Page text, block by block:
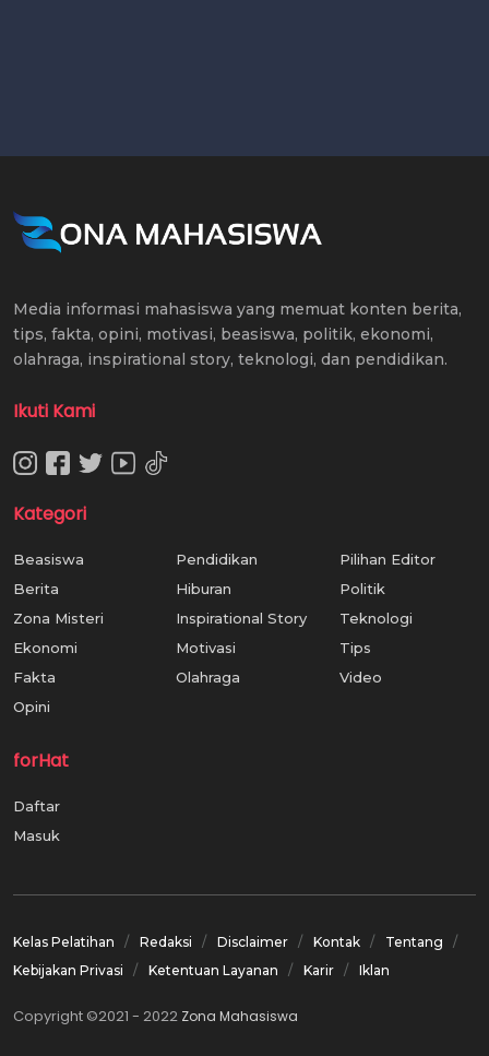
Media informasi mahasiswa yang memuat konten berita,
tips, fakta, opini, motivasi, beasiswa, politik, ekonomi,
olahraga, inspirational story, teknologi, dan pendidikan.
Ikuti Kami
Kategori
Beasiswa
Berita
Zona Misteri
Ekonomi
Fakta
Opini
Pendidikan
Hiburan
Inspirational Story
Motivasi
Olahraga
Pilihan Editor
Politik
Teknologi
Tips
Video
forHat
Daftar
Masuk
Kelas Pelatihan Redaksi Disclaimer Kontak
Tentang
Kebijakan Privasi
Ketentuan Layanan Karir Iklan
Copyright ©2021 - 2022 Zona Mahasiswa